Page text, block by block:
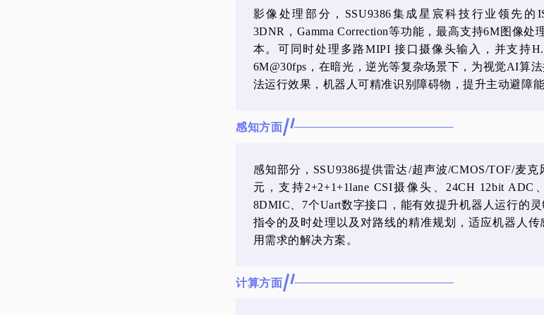
影像处理部分，SSU9386集成星宸科技行业领先的
3DNR，Gamma Correction等功能，最高支持6M图像处
本。可同时处理多路MIPI 接口摄像头输入，并支持
6M@30fps，在暗光，逆光等复杂场景下，为视觉AI算
法运行效果，机器人可精准识别障碍物，提升主动避障能
感知方面
感知部分，SSU9386提供雷达/超声波/CMOS/TOF/麦
元，支持2+2+1+1lane CSI摄像头、24CH 12bit ADC
8DMIC、7个Uart数字接口，能有效提升机器人运行的
指令的及时处理以及对路线的精准规划，适应机器人
用需求的解决方案。
计算方面